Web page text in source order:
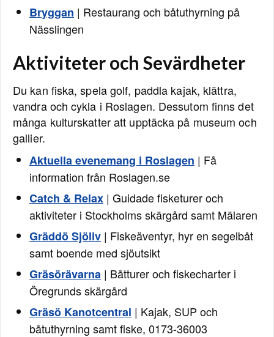
Bryggan | Restaurang och båtuthyrning på
Nässlingen
Aktiviteter och Sevärdheter
Du kan fiska, spela golf, paddla kajak, klättra,
vandra och cykla i Roslagen. Dessutom finns det
många kulturskatter att upptäcka på museum och
gallier.
Aktuella evenemang i Roslagen | Få
information från Roslagen.se
Catch & Relax | Guidade fisketurer och
aktiviteter i Stockholms skärgård samt Mälaren
Gräddö Sjöliv | Fiskeäventyr, hyr en segelbåt
samt boende med sjöutsikt
Gräsörävarna | Båtturer och fiskecharter i
Öregrunds skärgård
Gräsö Kanotcentral | Kajak, SUP och
båtuthyrning samt fiske, 0173-36003